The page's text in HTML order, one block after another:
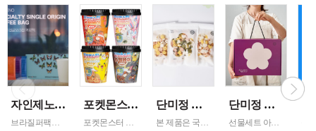
자인제노 3종 21입 싱글 로스팅 커피백 13ml 고용량 1케이스 단위 판매 포켓몬스터 컵떡볶이 115g 4가지맛 8통씩 한박스 발송 단미정 행복을 담은 떡국떡 500g 파우치 1팩 국산 3종류중 선택 1 단미정 국산 떡 6종 총 10개 개별포장 * 2세트
선물세트 아이스 냉동포장지원